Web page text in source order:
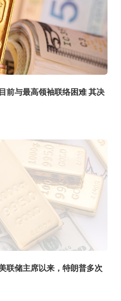
前与最高领袖联络困难 其决
联储主席以来，特朗普多次